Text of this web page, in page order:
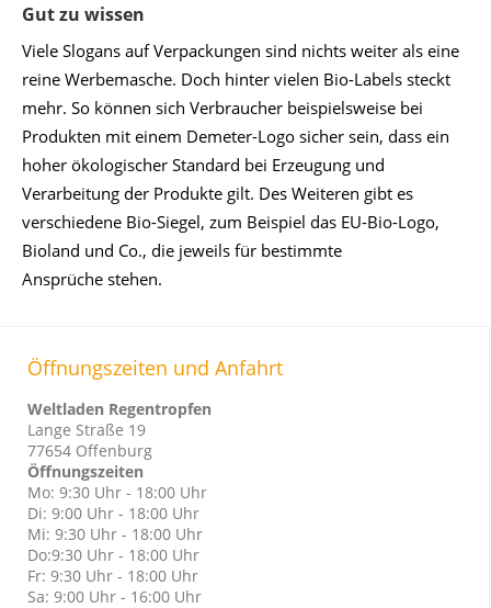
Gut zu wissen
Viele Slogans auf Verpackungen sind nichts weiter als eine
reine Werbemasche. Doch hinter vielen Bio-Labels steckt
mehr. So können sich Verbraucher beispielsweise bei
Produkten mit einem Demeter-Logo sicher sein, dass ein
hoher ökologischer Standard bei Erzeugung und
Verarbeitung der Produkte gilt. Des Weiteren gibt es
verschiedene Bio-Siegel, zum Beispiel das EU-Bio-Logo,
Bioland und Co., die jeweils für bestimmte
Ansprüche stehen.
Öffnungszeiten und Anfahrt
Weltladen Regentropfen
Lange Straße 19
77654 Offenburg
Öffnungszeiten
Mo: 9:30 Uhr - 18:00 Uhr
Di: 9:00 Uhr - 18:00 Uhr
Mi: 9:30 Uhr - 18:00 Uhr
Do:9:30 Uhr - 18:00 Uhr
Fr: 9:30 Uhr - 18:00 Uhr
Sa: 9:00 Uhr - 16:00 Uhr